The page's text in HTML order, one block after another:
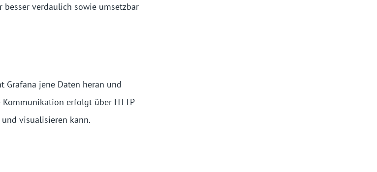
besser verdaulich sowie umsetzbar
Grafana jene Daten heran und
erfolgt über HTTP
visualisieren kann.